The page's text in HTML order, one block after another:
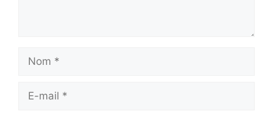
mail